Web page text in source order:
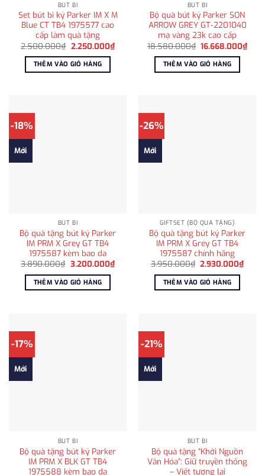
BÚT BI
Set bút bi ký Parker IM X M
Blue CT TB4 1975577 cao
cấp làm quà tặng
2.500.000₫ Giá
là:
2.500.000₫.
2.250.000₫Giá
hiện
2.250.000₫.
THÊM VÀO GIỎ HÀNG
BÚT BI
Bộ quà bút ký Parker SON
ARROW GREY GT-2201040
mạ vàng 23k cao cấp
18.580.000₫ Giá
là:
18.580.000₫.
16.668.000₫Giá
hiện
THÊM VÀO GIỎ HÀNG
-18%
Mới
BÚT BI
Bộ quà tặng bút ký Parker
IM PRM X Grey GT TB4
1975587 kèm bao da
3.890.000₫ Giá
là:
3.890.000₫.
3.200.000₫Giá
hiện
3.200.000₫.
THÊM VÀO GIỎ HÀNG
-26%
Mới
GIFTSET (BỘ QUÀ TẶNG)
Bộ quà tặng bút ký Parker
IM PRM X Grey GT TB4
1975587 chính hãng
3.950.000₫ Giá
là:
3.950.000₫.
2.930.000₫Giá
hiện
THÊM VÀO GIỎ HÀNG
-17%
Mới
BÚT BI
Bộ quà tặng bút ký Parker
IM PRM X BLK GT TB4
1975588 kèm bao da
-21%
Mới
BÚT BI
Bộ quà tặng “Khởi Nguồn
Văn Hóa”: Giữ truyền thống
– Viết tương lai